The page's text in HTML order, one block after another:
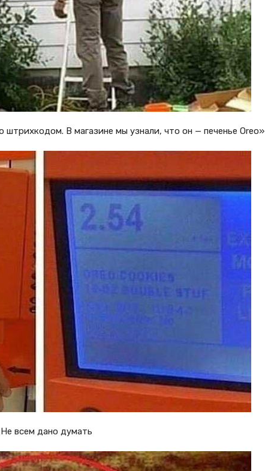
В магазине мы узнали, что он — печенье Oreo»
всем дано думать